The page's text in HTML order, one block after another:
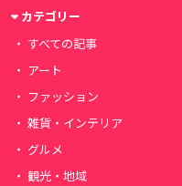
カテゴリー
すべての記事
アート
ファッション
雑貨・インテリア
グルメ
観光・地域